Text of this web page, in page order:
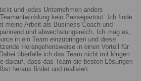
und jedes Unternehmen anders
kein Passepartout. Ich finde
meine Arbeit als Business Coach und
und abwechslungsreich. Ich mag es,
in ein Team einzubringen und diese
Herangehensweise in einen Vorteil für
überfalle ich das Team nicht mit klugen
darauf, dass das Team die besten Lösungen
heraus findet und realisiert.